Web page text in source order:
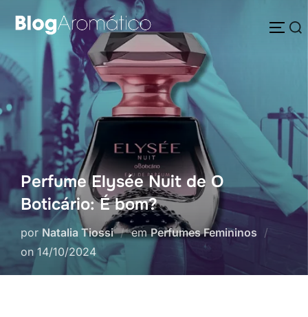
para
conteúdo
Pesquisar
Perfume Elysée Nuit de O
Boticário: É bom?
por Natalia Tiossi emPerfumes Femininos
on Postado
14/10/2024